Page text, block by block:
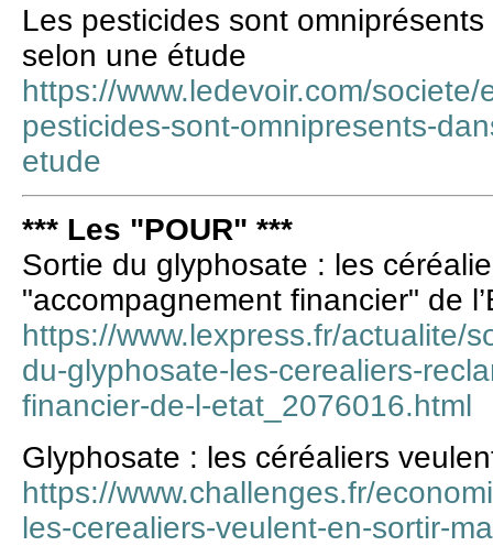
Les pesticides sont
selon une étude
https://www.ledevoir.com/
pesticides-sont-omnipresents-
etude
*** Les "POUR" ***
Sortie du glyphosate : les
"accompagnement financier" de
https://www.lexpress.fr/actualite/
du-glyphosate-les-cerealiers-
financier-de-l-etat_2076016.html
Glyphosate : les céréaliers
https://www.challenges.fr/
les-cerealiers-veulent-en-sortir-